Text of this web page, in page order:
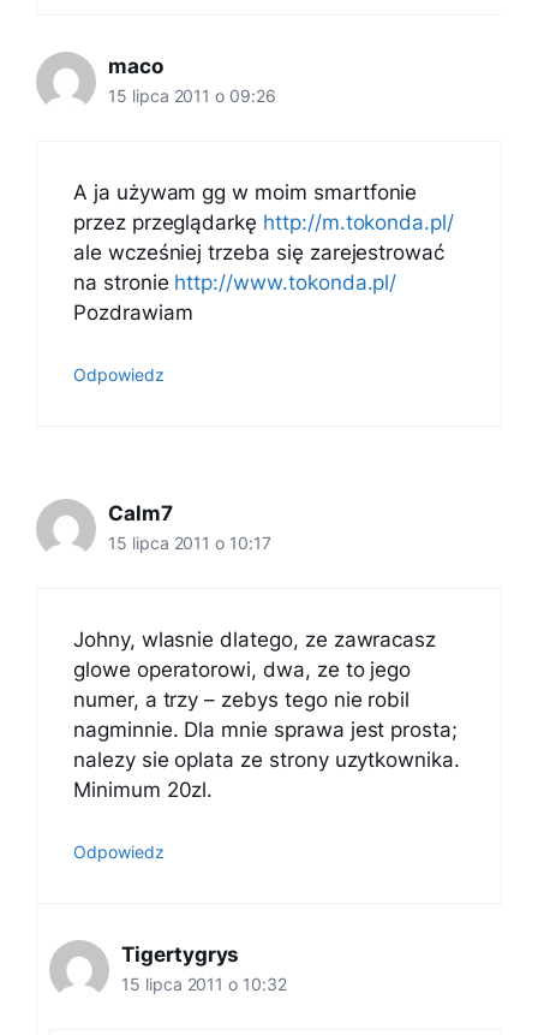
maco
15 lipca 2011 o 09:26
A ja używam gg w moim smartfonie
przez przeglądarkę http://m.tokonda.pl/
ale wcześniej trzeba się zarejestrować
na stronie http://www.tokonda.pl/
Pozdrawiam
Odpowiedz
Calm7
15 lipca 2011 o 10:17
Johny, wlasnie dlatego, ze zawracasz
glowe operatorowi, dwa, ze to jego
numer, a trzy – zebys tego nie robil
nagminnie. Dla mnie sprawa jest prosta;
nalezy sie oplata ze strony uzytkownika.
Minimum 20zl.
Odpowiedz
Tigertygrys
15 lipca 2011 o 10:32